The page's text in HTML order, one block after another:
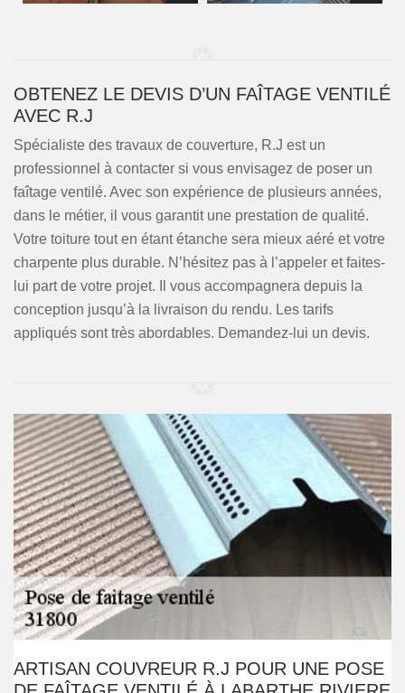
OBTENEZ LE DEVIS D’UN FAÎTAGE VENTILÉ
AVEC R.J
Spécialiste des travaux de couverture, R.J est un
professionnel à contacter si vous envisagez de poser un
faîtage ventilé. Avec son expérience de plusieurs années,
dans le métier, il vous garantit une prestation de qualité.
Votre toiture tout en étant étanche sera mieux aéré et votre
charpente plus durable. N’hésitez pas à l’appeler et faites-
lui part de votre projet. Il vous accompagnera depuis la
conception jusqu’à la livraison du rendu. Les tarifs
appliqués sont très abordables. Demandez-lui un devis.
ARTISAN COUVREUR R.J POUR UNE POSE